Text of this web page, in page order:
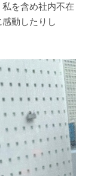
を含め社内不在
動したりし